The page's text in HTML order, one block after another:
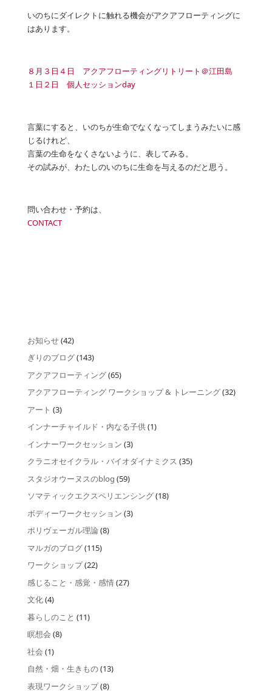
いのちにダイレクトに触れる機会がアクアフローティングに
はあります。
８月３日４日 アクアフローティングリトリート＠江田島
１日２日 個人セッションday
言葉にすると、いのちが生命でなくなってしまうみたいに感
じるけれど、
言葉の生命をなくさないように、表してみる。
その試みが、わたしのいのちに生命を与えるのだと思う。
問い合わせ・予約は、
CONTACT
お知らせ(42)
ぎりのブログ(143)
アクアフローティング(65)
アクアフローティング ワークショップ & トレーニング(32)
アート (3)
インナーチャイルド・内なる子供(1)
インナーワークセッション (3)
クラニオセイクラル・バイオダイナミクス (35)
スタジオウーヌスのblog (59)
ソマティックエクスペリエンシング(18)
ボディーワークセッション (3)
ポリヴェーガル理論(8)
マルガのブログ(115)
ワークショップ(22)
感じること・感覚・感情(27)
文化(4)
暮らしのこと (11)
瞑想会 (8)
社会 (1)
自然・畑・生きもの(13)
表現ワークショップ(8)